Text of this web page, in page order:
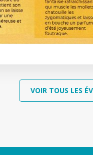
VOIR TOUS LES